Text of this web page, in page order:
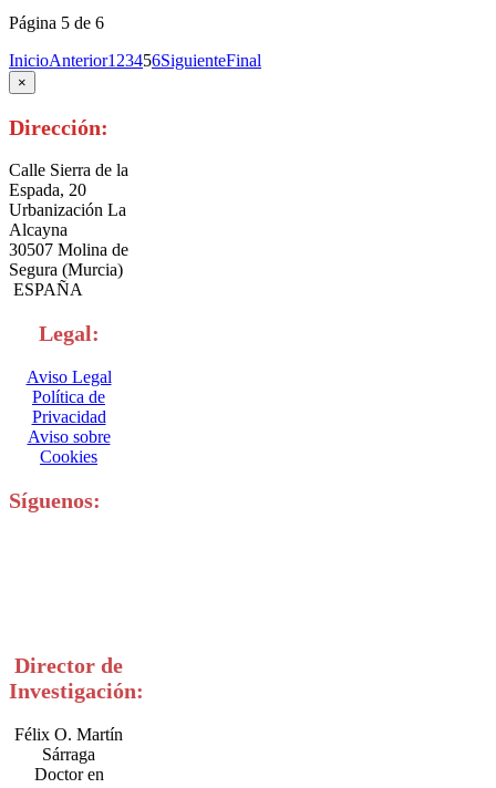
Página 5 de 6
InicioAnterior1 23456SiguienteFinal
×
Dirección:
Calle Sierra de la
Espada, 20
Urbanización La
Alcayna
30507 Molina de
Segura (Murcia)
ESPAÑA
Legal:
Aviso Legal
Política de
Privacidad
Aviso sobre
Cookies
Síguenos:
Director de
Investigación:
Félix O. Martín
Sárraga
Doctor en